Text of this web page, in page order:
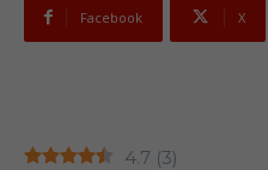
Facebook X
4.7 (3)